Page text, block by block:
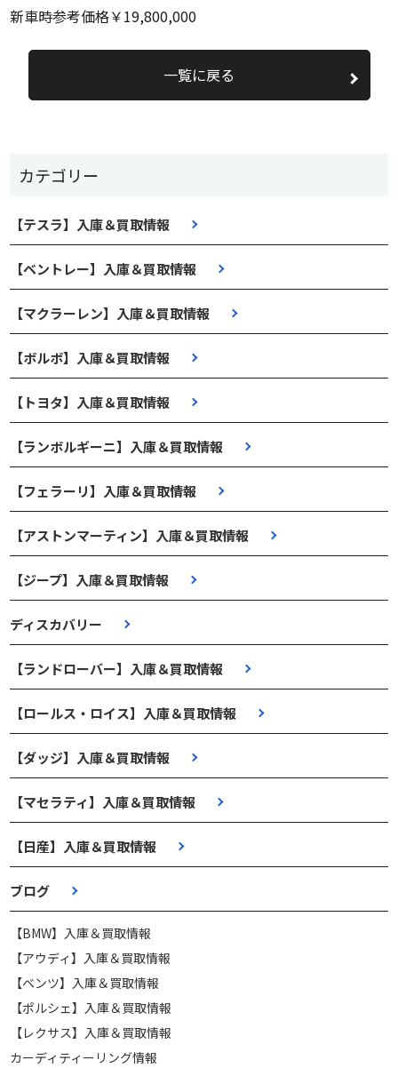
カテゴリー
【テスラ】入庫＆買取情報
【ベントレー】入庫＆買取情報
【マクラーレン】入庫＆買取情報
【ボルボ】入庫＆買取情報
【トヨタ】入庫＆買取情報
【ランボルギーニ】入庫＆買取情報
【フェラーリ】入庫＆買取情報
【アストンマーティン】入庫＆買取情報
【ジープ】入庫＆買取情報
ディスカバリー
【ランドローバー】入庫＆買取情報
【ロールス・ロイス】入庫＆買取情報
【ダッジ】入庫＆買取情報
【マセラティ】入庫＆買取情報
【日産】入庫＆買取情報
ブログ
【BMW】入庫＆買取情報
【アウディ】入庫＆買取情報
【ベンツ】入庫＆買取情報
【ポルシェ】入庫＆買取情報
【レクサス】入庫＆買取情報
カーディティーリング情報
新車時参考価格￥19,800,000
一覧に戻る